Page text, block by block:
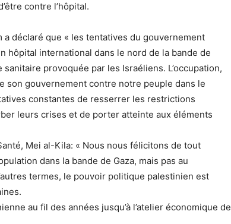
contre l’hôpital.
déclaré que « les tentatives du gouvernement
hôpital international dans le nord de la bande de
provoquée par les Israéliens. L’occupation,
son gouvernement contre notre peuple dans le
constantes de resserrer les restrictions
leurs crises et de porter atteinte aux éléments
Mei al-Kila: « Nous nous félicitons de tout
dans la bande de Gaza, mais pas au
termes, le pouvoir politique palestinien est
au fil des années jusqu’à l’atelier économique de